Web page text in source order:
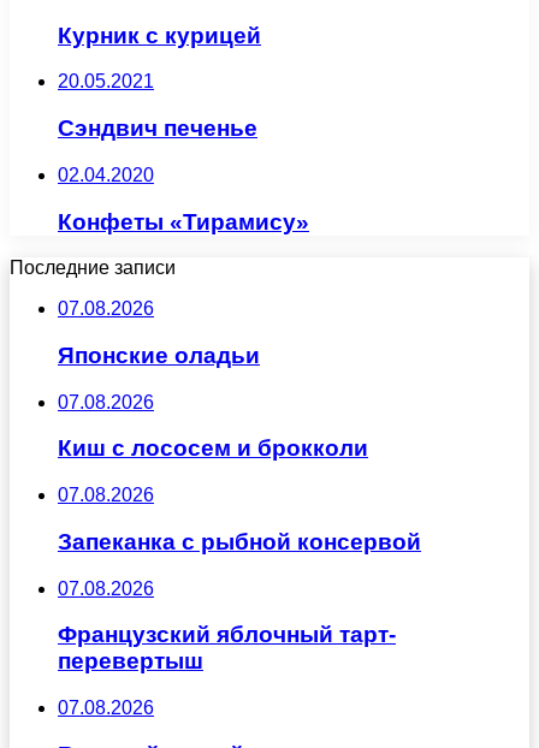
Курник с курицей
20.05.2021
Сэндвич печенье
02.04.2020
Конфеты «Тирамису»
Последние записи
07.08.2026
Японские оладьи
07.08.2026
Киш с лососем и брокколи
07.08.2026
Запеканка с рыбной консервой
07.08.2026
Французский яблочный тарт-
перевертыш
07.08.2026